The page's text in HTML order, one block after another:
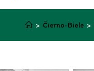
> Čierno-Biele >